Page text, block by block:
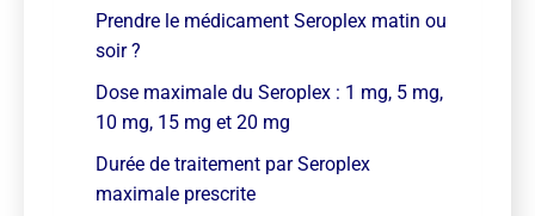
Prendre le médicament Seroplex matin ou
soir ?
Dose maximale du Seroplex : 1 mg, 5 mg,
10 mg, 15 mg et 20 mg
Durée de traitement par Seroplex
maximale prescrite